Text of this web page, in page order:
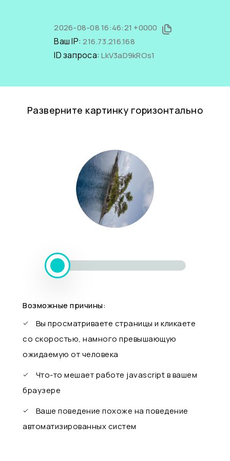
2026-08-08 16:46:21 +0000
Ваш IP:216.73.216.168
ID запроса:LkV3aD9kROs1
Разверните картинку горизонтально
Возможные причины:
Вы просматриваете страницы и кликаете
со скоростью, намного превышающую
ожидаемую от человека
Что-то мешает работе javascript в вашем
браузере
Ваше поведение похоже на поведение
автоматизированных систем